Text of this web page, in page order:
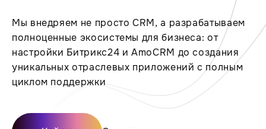
Мы внедряем не просто CRM, а разрабатываем
полноценные экосистемы для бизнеса: от
настройки Битрикс24 и AmoCRM до создания
уникальных отраслевых приложений с полным
циклом поддержки